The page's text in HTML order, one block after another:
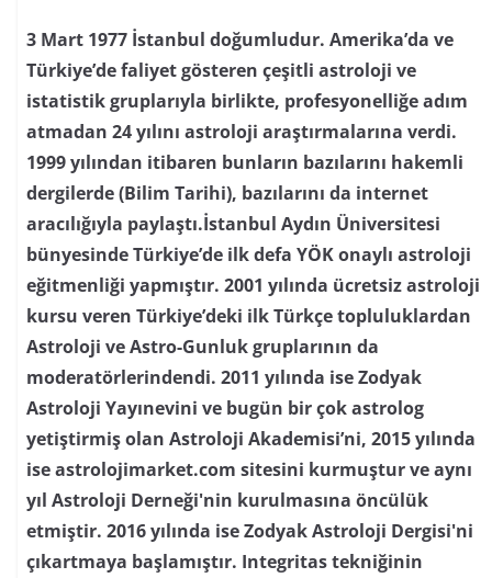
3 Mart 1977 İstanbul doğumludur. Amerika’da ve
Türkiye’de faliyet gösteren çeşitli astroloji ve
istatistik gruplarıyla birlikte, profesyonelliğe adım
atmadan 24 yılını astroloji araştırmalarına verdi.
1999 yılından itibaren bunların bazılarını hakemli
dergilerde (Bilim Tarihi), bazılarını da internet
aracılığıyla paylaştı.İstanbul Aydın Üniversitesi
bünyesinde Türkiye’de ilk defa YÖK onaylı astroloji
eğitmenliği yapmıştır. 2001 yılında ücretsiz astroloji
kursu veren Türkiye’deki ilk Türkçe topluluklardan
Astroloji ve Astro-Gunluk gruplarının da
moderatörlerindendi. 2011 yılında ise Zodyak
Astroloji Yayınevini ve bugün bir çok astrolog
yetiştirmiş olan Astroloji Akademisi’ni, 2015 yılında
ise astrolojimarket.com sitesini kurmuştur ve aynı
yıl Astroloji Derneği'nin kurulmasına öncülük
etmiştir. 2016 yılında ise Zodyak Astroloji Dergisi'ni
çıkartmaya başlamıştır. Integritas tekniğinin